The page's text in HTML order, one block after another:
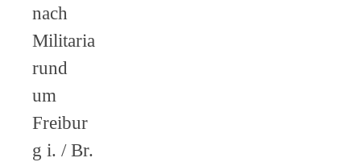
nach
Militaria
rund
um
Freibur
g i. / Br.